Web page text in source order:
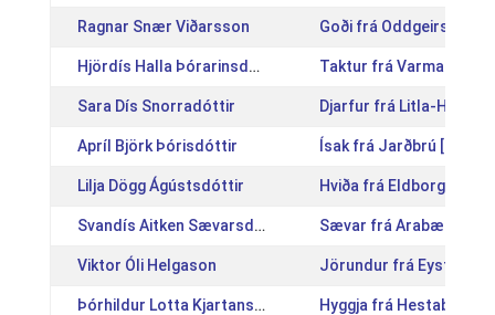
Ragnar Snær Viðarsson Goði frá
Hjördís Halla Þórarinsdóttir Taktur frá Varmalæk
Sara Dís Snorradóttir Djarfur frá Litla-Hofi
Apríl Björk Þórisdóttir Ísak frá Jarðbrú
Lilja Dögg Ágústsdóttir Hviða frá Eldborg
Svandís Aitken Sævarsdóttir Sævar frá Arabæ
Viktor Óli Helgason Jörundur frá Eystra-
Þórhildur Lotta Kjartansdóttir Hyggja frá Hestabergi